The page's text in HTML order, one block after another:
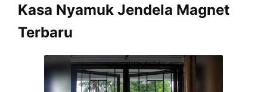
Kasa Nyamuk Jendela Magnet
Terbaru